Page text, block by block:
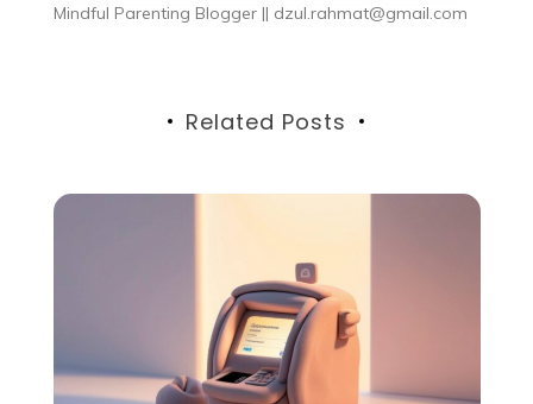
Mindful Parenting Blogger || dzul.rahmat@gmail.com
Related Posts